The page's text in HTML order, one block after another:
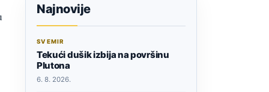
Najnovije
SVEMIR
Tekući dušik izbija na površinu
Plutona
6. 8. 2026.